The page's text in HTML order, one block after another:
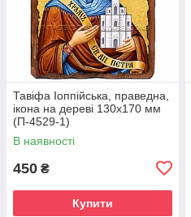
Тавіфа Іоппійська, праведна,
ікона на дереві 130х170 мм
(П-4529-1)
В наявності
450 ₴
Купити